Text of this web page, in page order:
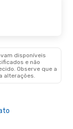
disponíveis
e não
Observe que a
alterações.